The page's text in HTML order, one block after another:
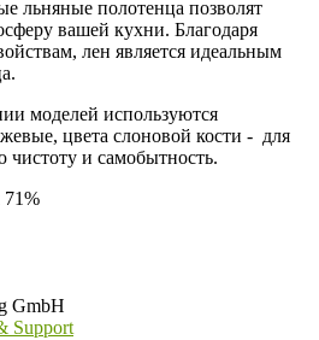
льняные полотенца позволят
вашей кухни. Благодаря
лен является идеальным
моделей используются
цвета слоновой кости - для
и самобытность.
71%
GmbH
Support